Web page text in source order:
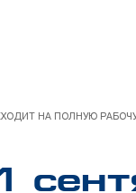
НА ПОЛНУЮ